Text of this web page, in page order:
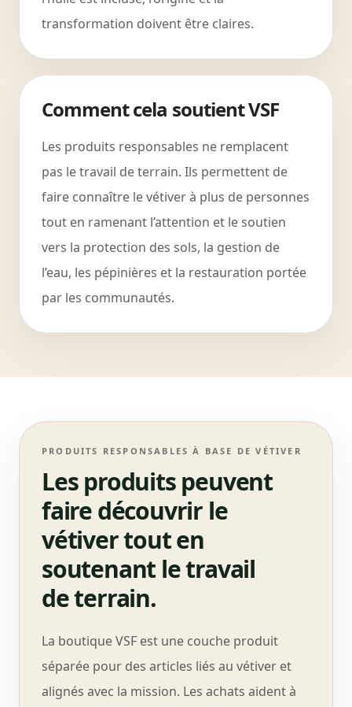
transformation doivent être claires.
Comment cela soutient VSF
Les produits responsables ne remplacent
pas le travail de terrain. Ils permettent de
faire connaître le vétiver à plus de personnes
tout en ramenant l’attention et le soutien
vers la protection des sols, la gestion de
l’eau, les pépinières et la restauration portée
par les communautés.
PRODUITS RESPONSABLES À BASE DE VÉTIVER
Les produits peuvent
faire découvrir le
vétiver tout en
soutenant le travail
de terrain.
La boutique VSF est une couche produit
séparée pour des articles liés au vétiver et
alignés avec la mission. Les achats aident à